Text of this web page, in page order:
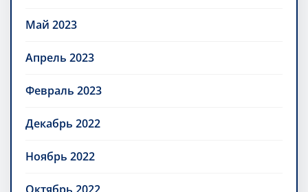
Май 2023
Апрель 2023
Февраль 2023
Декабрь 2022
Ноябрь 2022